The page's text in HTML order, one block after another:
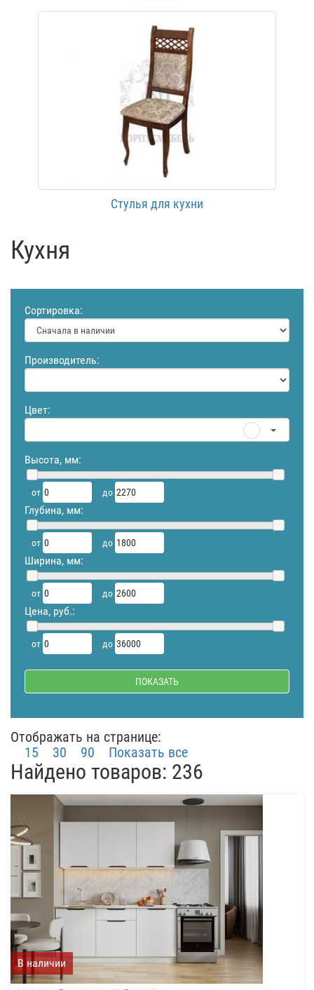
Стулья для кухни
Кухня
Сортировка:
Производитель:
Цвет:
Высота, мм:
от до
Глубина, мм:
от до
Ширина, мм:
от до
Цена, руб.:
от до
Отображать на странице:
15
30 90 Показать все
Найдено товаров: 236
В наличии